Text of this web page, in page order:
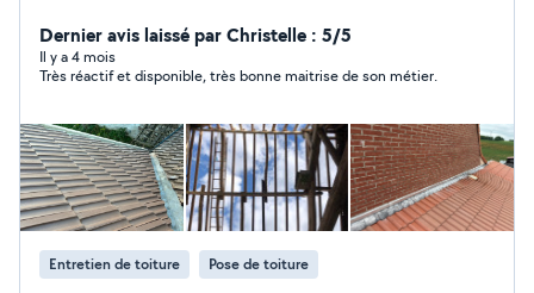
pour protéger durablement votre habitation.
Dernier avis laissé par Christelle : 5/5
Il y a 4 mois
Très réactif et disponible, très bonne maitrise de son métier.
Entretien de toiture Pose de toiture